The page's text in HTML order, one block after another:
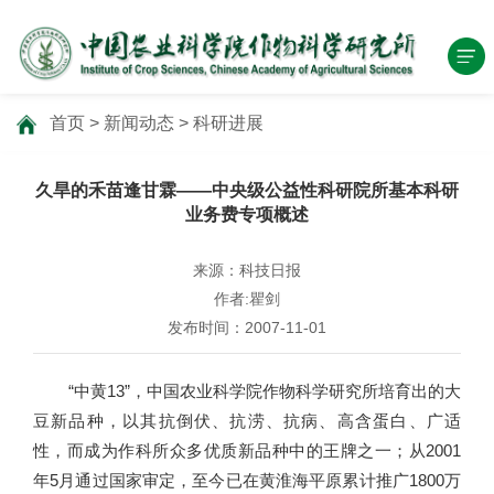
首页 > 新闻动态 > 科研进展
久旱的禾苗逢甘霖——中央级公益性科研院所基本科研
业务费专项概述
来源：科技日报
作者:瞿剑
发布时间：2007-11-01
“中黄13”，中国农业科学院作物科学研究所培育出的大
豆新品种，以其抗倒伏、抗涝、抗病、高含蛋白、广适
性，而成为作科所众多优质新品种中的王牌之一；从2001
年5月通过国家审定，至今已在黄淮海平原累计推广1800万